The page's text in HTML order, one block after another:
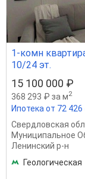
1-комн
10/24 эт.
15 100 000 ₽
368 293 ₽ за м2
Ипотека от 72
Свердловская
Муниципальное
Ленинский р-н
Геологическая